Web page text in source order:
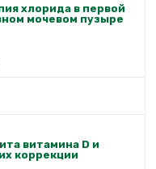
хлорида в первой
мочевом пузыре
витамина D и
коррекции